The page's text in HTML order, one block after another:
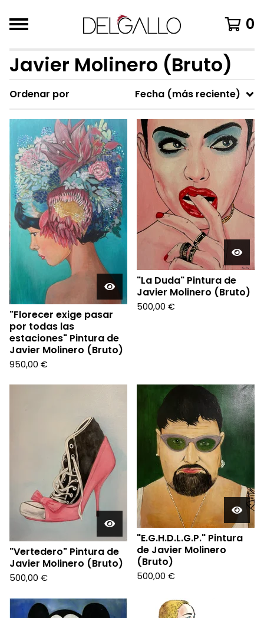
0
Javier Molinero (Bruto)
Ordenar por Fecha (más reciente)
"Florecer exige pasar
por todas las
estaciones" Pintura de
Javier Molinero (Bruto)
950,00 €
"La Duda" Pintura de
Javier Molinero (Bruto)
500,00 €
"Vertedero" Pintura de
Javier Molinero (Bruto)
500,00 €
"E.G.H.D.L.G.P." Pintura
de Javier Molinero
(Bruto)
500,00 €